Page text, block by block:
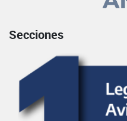
Secciones